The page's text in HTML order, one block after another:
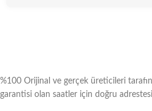
%100 Orijinal ve gerçek üreticileri
garantisi olan saatler için doğru